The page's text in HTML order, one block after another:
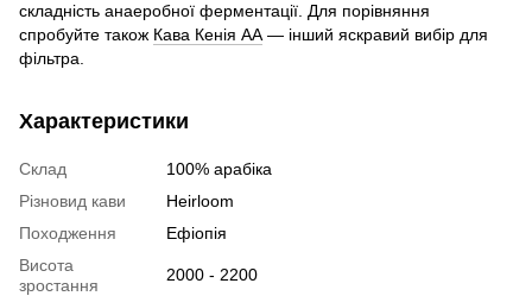
складність анаеробної ферментації. Для порівняння
спробуйте також Кава Кенія АА — інший яскравий вибір для
фільтра.
Характеристики
Склад
100% арабіка
Різновид кави
Heirloom
Походження
Ефіопія
Висота
зростання
2000 - 2200